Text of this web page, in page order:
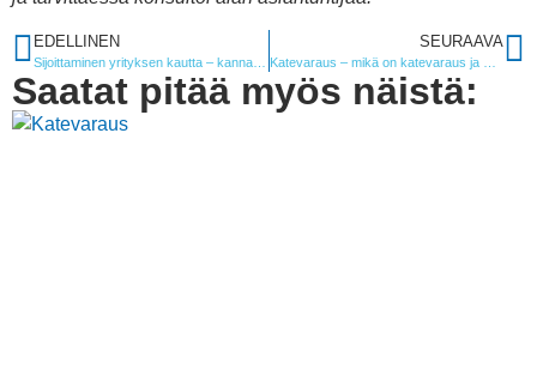
EDELLINEN SEURAAVA
Saatat pitää myös näistä: